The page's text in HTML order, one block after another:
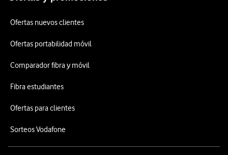
Ofertas nuevos clientes
Ofertas portabilidad móvil
Comparador fibra y móvil
Fibra estudiantes
Ofertas para clientes
Sorteos Vodafone